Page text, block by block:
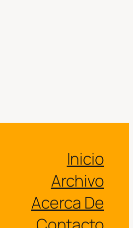
Inicio
Archivo
Acerca De